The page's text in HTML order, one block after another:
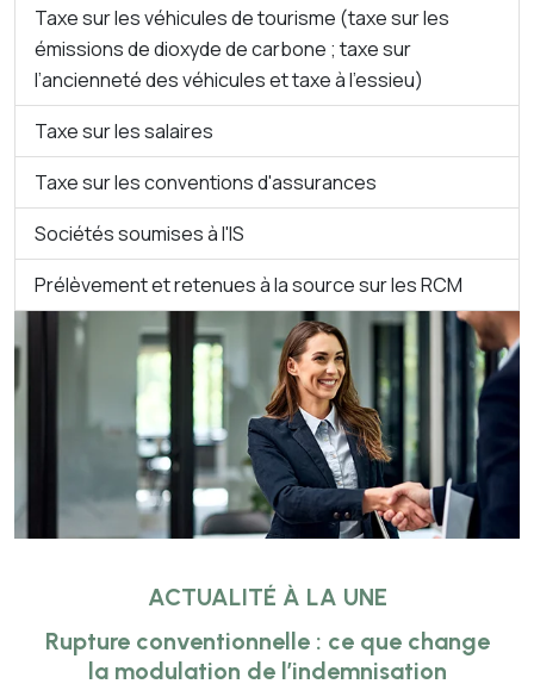
Taxe sur les véhicules de tourisme (taxe sur les
émissions de dioxyde de carbone ; taxe sur
l’ancienneté des véhicules et taxe à l’essieu)
Taxe sur les salaires
Taxe sur les conventions d'assurances
Sociétés soumises à l'IS
Prélèvement et retenues à la source sur les RCM
ACTUALITÉ À LA UNE
Rupture conventionnelle : ce que change
la modulation de l’indemnisation